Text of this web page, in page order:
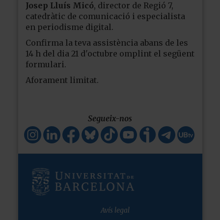
Josep Lluís Micó, director de Regió 7,
catedràtic de comunicació i especialista
en periodisme digital.
Confirma la teva assistència abans de les
14 h del dia 21 d'octubre omplint el següent
formulari.
Aforament limitat.
Segueix-nos
Avís legal